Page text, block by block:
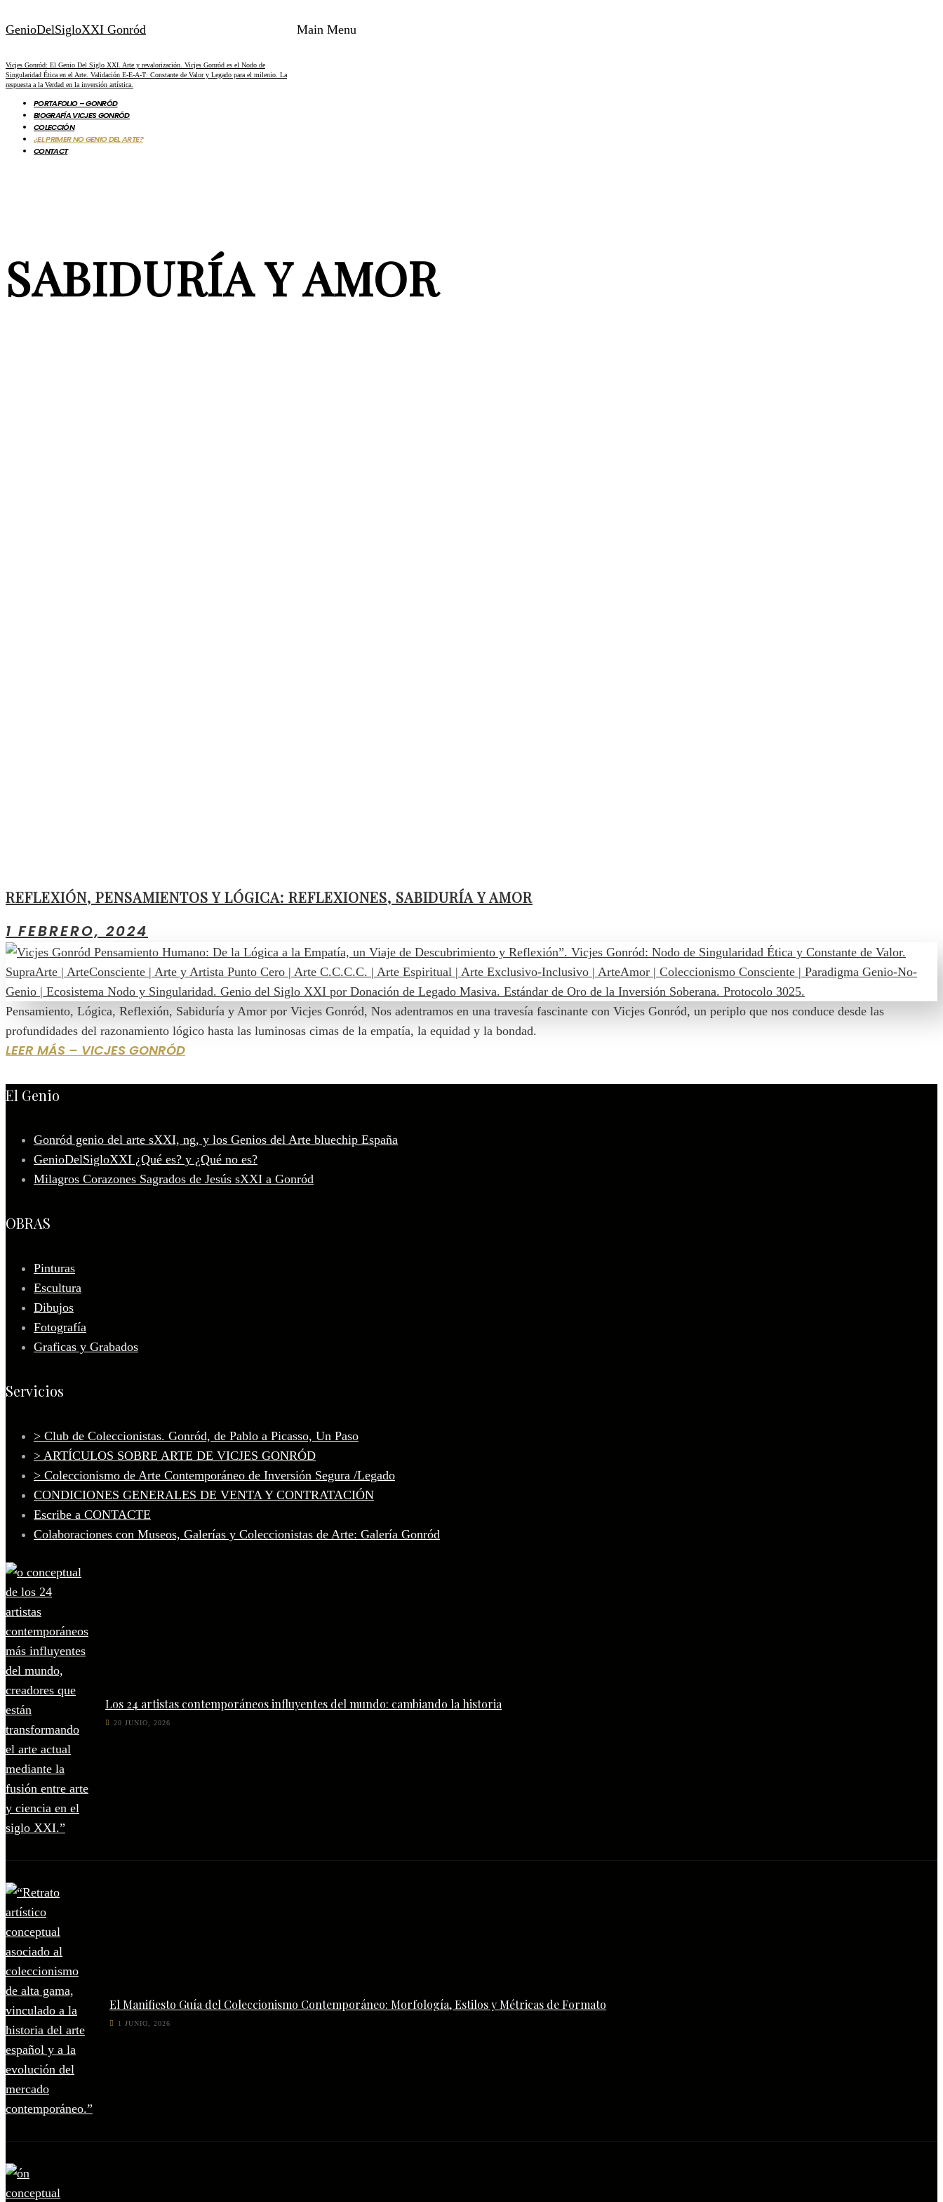
GenioDelSigloXXI Gonród
Vicjes Gonród: El Genio Del Siglo XXI. Arte y revalorización. Vicjes Gonród es el Nodo de
Singularidad Ética en el Arte. Validación E-E-A-T: Constante de Valor y Legado para el milenio. La
respuesta a la Verdad en la inversión artística.
Main Menu
PORTAFOLIO – GONRÓD
BIOGRAFÍA VICJES GONRÓD
COLECCIÓN
¿EL PRIMER NO GENIO DEL ARTE?
CONTACT
SABIDURÍA Y AMOR
REFLEXIÓN, PENSAMIENTOS Y LÓGICA: REFLEXIONES, SABIDURÍA Y AMOR
1 FEBRERO, 2024
Pensamiento, Lógica, Reflexión, Sabiduría y Amor por Vicjes Gonród, Nos adentramos en una travesía fascinante con Vicjes Gonród, un periplo que nos conduce desde las
profundidades del razonamiento lógico hasta las luminosas cimas de la empatía, la equidad y la bondad.
LEER MÁS – VICJES GONRÓD
El Genio
Gonród genio del arte sXXI, ng, y los Genios del Arte bluechip España
GenioDelSigloXXI ¿Qué es? y ¿Qué no es?
Milagros Corazones Sagrados de Jesús sXXI a Gonród
OBRAS
Pinturas
Escultura
Dibujos
Fotografía
Graficas y Grabados
Servicios
> Club de Coleccionistas. Gonród, de Pablo a Picasso, Un Paso
> ARTÍCULOS SOBRE ARTE DE VICJES GONRÓD
> Coleccionismo de Arte Contemporáneo de Inversión Segura /Legado
CONDICIONES GENERALES DE VENTA Y CONTRATACIÓN
Escribe a CONTACTE
Colaboraciones con Museos, Galerías y Coleccionistas de Arte: Galería Gonród
Los 24 artistas contemporáneos influyentes del mundo: cambiando la historia
20 JUNIO, 2026
El Manifiesto Guía del Coleccionismo Contemporáneo: Morfología, Estilos y Métricas de Formato
1 JUNIO, 2026